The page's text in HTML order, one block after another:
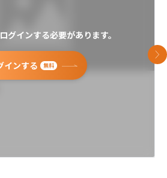
グインする必要があります。
インする 無料
次